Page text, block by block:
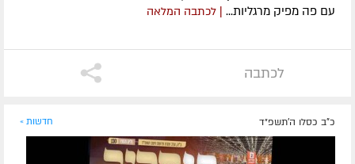
עם פה מפיק מרגליות... | לכתבה המלאה
לכתבה
כ"ב כסלו ה׳תשפ״ד חדשות »